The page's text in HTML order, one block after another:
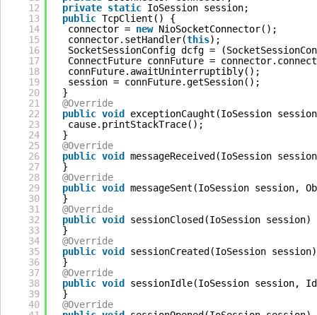
12
13
14
15
16
17
18
19
20
21
22
23
24
25
26
27
28
29
30
31
32
33
34
35
36
37
38
39
40
private static IoSession session;
public TcpClient() {
connector = new NioSocketConnector();
connector.setHandler(this);
SocketSessionConfig dcfg =
ConnectFuture connFuture =
connFuture.awaitUninterruptibly();
session = connFuture.getSession();
}
@Override
public void
exceptionCaught(IoSession
cause.printStackTrace();
}
@Override
public void
messageReceived(IoSession
}
@Override
public void
messageSent(IoSession session,
}
@Override
public void
sessionClosed(IoSession session)
}
@Override
public void
sessionCreated(IoSession
}
@Override
public void
sessionIdle(IoSession session,
}
@Override